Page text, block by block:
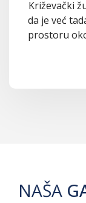
Križevački
da je već
prostoru
NAŠA